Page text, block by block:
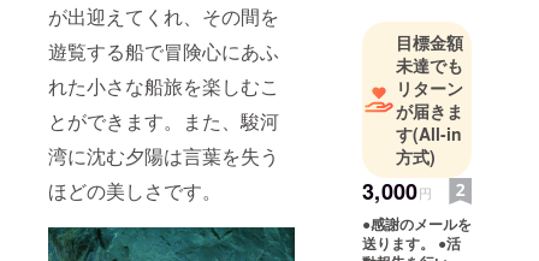
が出迎えてくれ、その間を
遊覧する船で冒険心にあふ
れた小さな船旅を楽しむこ
とができます。また、駿河
湾に沈む夕陽は言葉を失う
ほどの美しさです。
陽、絶景、
温泉…大自
然の恵みが
多くの存在
し、 海底火
山時代の地
層が点在す
るジオサイ
ト。美しい
目標金額
未達でも
リターン
が届きま
す(All-in
方式)
3,000円
●感謝のメールを
送ります。 ●活